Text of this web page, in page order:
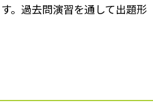
。過去問演習を通して出題形